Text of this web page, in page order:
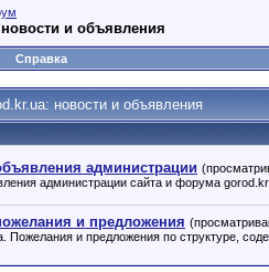
и объявления
Справка
новости и объявления
администрации
администрации сайта и форума
и предложения
Пожелания и предложения по структуре,